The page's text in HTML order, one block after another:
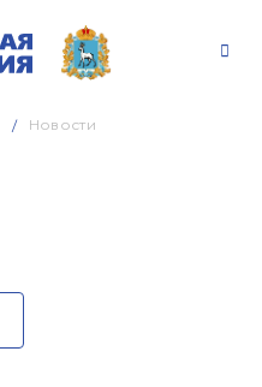
Новости